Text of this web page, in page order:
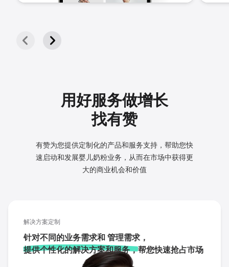
用好服务做增长
找有赞
有赞为您提供定制化的产品和服务支持，帮助您快
速启动和发展婴儿奶粉业务，从而在市场中获得更
大的商业机会和价值
解决方案定制
针对不同的业务需求和 管理需求，
提供个性化的解决方案和服务，帮您快速抢占市场